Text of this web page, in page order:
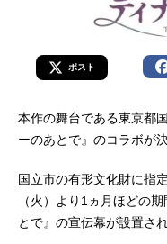
ポスト
本作の舞台である東京都
ーのあとで』のコラボが
国立市の有形文化財に指
（火）より1ヵ月ほどの
とで』の宣伝幕が設置され